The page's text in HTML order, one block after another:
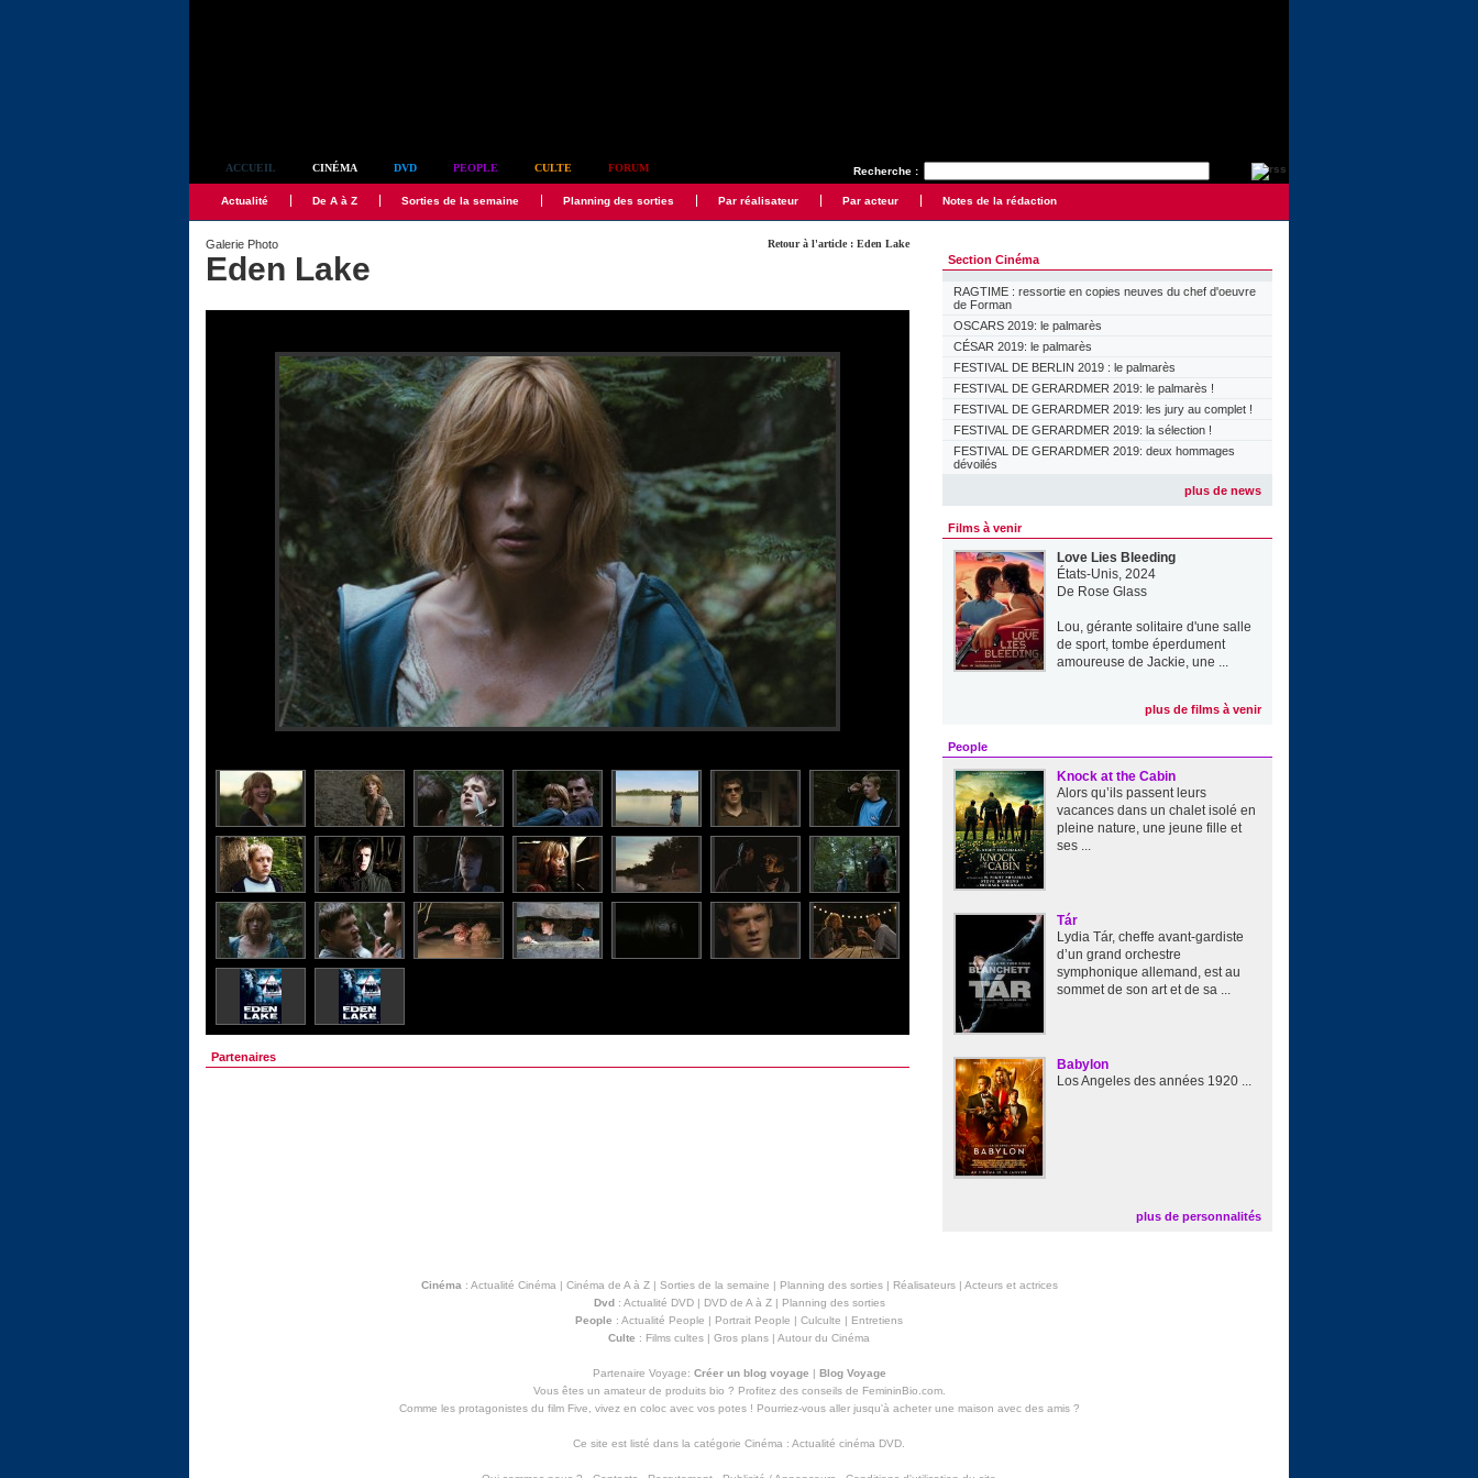
Recherche :
ACCUEIL CINÉMA DVD PEOPLE CULTE FORUM
Actualité De A à Z Sorties de la semaine Planning des sorties Par réalisateur Par acteur Notes de la rédaction
Retour à l'article : Eden Lake
Galerie Photo
Eden Lake
Partenaires
Section Cinéma
RAGTIME : ressortie en copies neuves du chef d'oeuvre
de Forman
OSCARS 2019: le palmarès
CÉSAR 2019: le palmarès
FESTIVAL DE BERLIN 2019 : le palmarès
FESTIVAL DE GERARDMER 2019: le palmarès !
FESTIVAL DE GERARDMER 2019: les jury au complet !
FESTIVAL DE GERARDMER 2019: la sélection !
FESTIVAL DE GERARDMER 2019: deux hommages
dévoilés
plus de news
Films à venir
Love Lies Bleeding
États-Unis, 2024
De Rose Glass
Lou, gérante solitaire d'une salle
de sport, tombe éperdument
amoureuse de Jackie, une ...
plus de films à venir
People
Knock at the Cabin
Alors qu’ils passent leurs
vacances dans un chalet isolé en
pleine nature, une jeune fille et
ses ...
Tár
Lydia Tár, cheffe avant-gardiste
d’un grand orchestre
symphonique allemand, est au
sommet de son art et de sa ...
Babylon
Los Angeles des années 1920 ...
plus de personnalités
Cinéma : Actualité Cinéma | Cinéma de A à Z| Sorties de la semaine | Planning des sorties| Réalisateurs| Acteurs et actrices
Dvd: Actualité DVD| DVD de A à Z| Planning des sorties
People : Actualité People | Portrait People | Culculte | Entretiens
Culte : Films cultes | Gros plans | Autour du Cinéma
Partenaire Voyage: Créer un blog voyage | Blog Voyage
Vous êtes un amateur de produits bio ? Profitez des conseils de FemininBio.com.
Comme les protagonistes du film Five, vivez en coloc avec vos potes ! Pourriez-vous aller jusqu'à acheter une maison avec des amis?
Ce site est listé dans la catégorie Cinéma : Actualité cinéma DVD